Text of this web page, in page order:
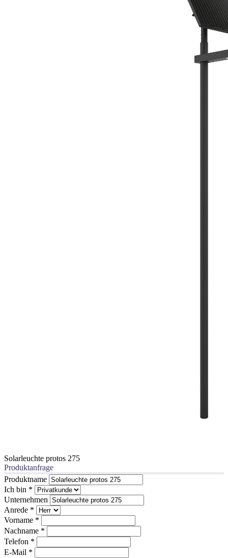
Solarleuchte protos 275
Produktanfrage
Produktname
Ich bin *
Unternehmen
Anrede *
Vorname *
Nachname *
Telefon *
E-Mail *